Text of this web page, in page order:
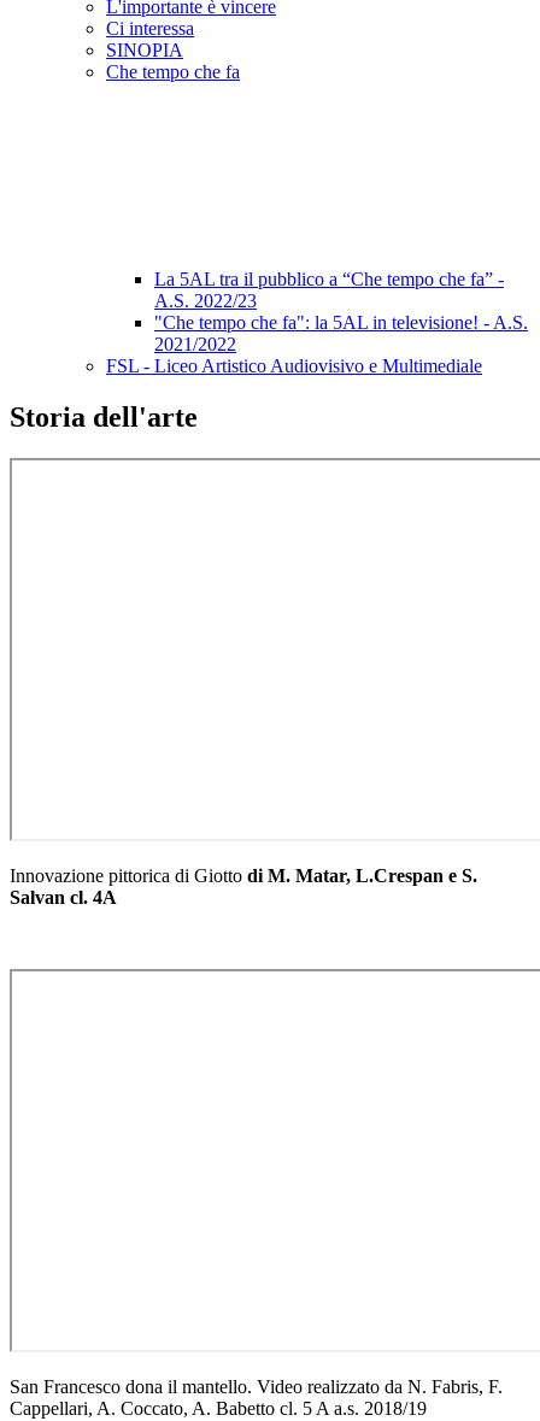
L'importante è vincere
Ci interessa
SINOPIA
Che tempo che fa
La 5AL tra il pubblico a “Che tempo che fa” -
A.S. 2022/23
"Che tempo che fa": la 5AL in televisione! - A.S.
2021/2022
FSL - Liceo Artistico Audiovisivo e Multimediale
Storia dell'arte
Innovazione pittorica di Giotto di M. Matar, L.Crespan e S.
Salvan cl. 4A
San Francesco dona il mantello. Video realizzato da N. Fabris, F.
Cappellari, A. Coccato, A. Babetto cl. 5 A a.s. 2018/19